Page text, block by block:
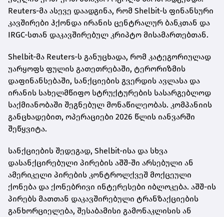
Reuters-მა ასევე დაადგინა, რომ Shelbit-ს ფინანსური
კავშირები ჰქონდა ირანის ცენტრალურ ბანკთან და
IRGC-სთან დაკავშირებულ კრიპტო მისამართებთან.
Shelbit-მა Reuters-ს განუცხადა, რომ კატეგორიულად
უარყოფს ფულის გათეთრებაში, ტერორიზმის
დაფინანსებაში, სანქციების გვერდის ავლასა და
ირანის სახელმწიფო სტრუქტურების სასარგებლოდ
საქმიანობაში შეგნებულ მონაწილეობას. კომპანიის
განცხადებით, ოპერაციები 2026 წლის იანვარში
შეწყვიტა.
სანქციების შედეგად, Shelbit-ისა და სხვა
დასანქცირებული პირების აშშ-ში არსებული ან
ამერიკელი პირების კონტროლქვეშ მოქცეული
ქონება და ქონებრივი ინტერესები იბლოკება. აშშ-ის
პირებს მათთან დაკავშირებული ტრანზაქციების
განხორციელება, შესაბამისი გამონაკლისის ან